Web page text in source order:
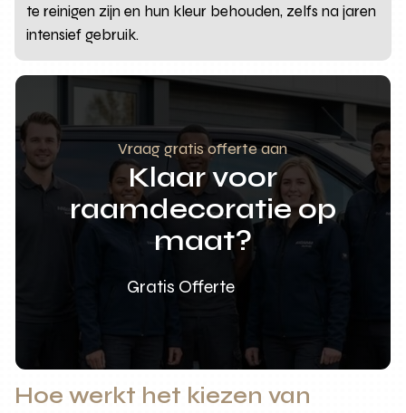
te reinigen zijn en hun kleur behouden, zelfs na jaren
intensief gebruik.
Vraag gratis offerte aan
Klaar voor
raamdecoratie op
maat?
Gratis Offerte
Hoe werkt het kiezen van